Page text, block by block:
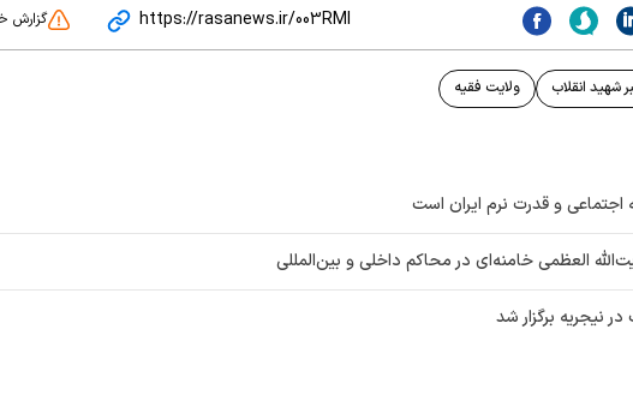
https://rasanews.ir/003RMI گزارش
شهید انقلاب ولایت فقیه
اجتماعی و قدرت نرم ایران است
العظمی خامنه‌ای در محاکم داخلی و بین‌المللی
نیجریه برگزار شد